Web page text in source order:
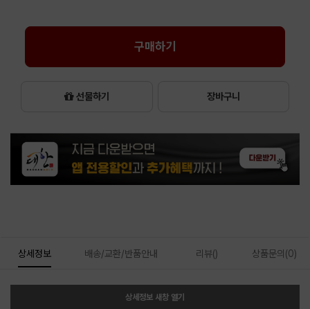
구매하기
선물하기 장바구니
상세정보 배송/교환/반품안내 리뷰() 상품문의(0)
상세정보 새창 열기